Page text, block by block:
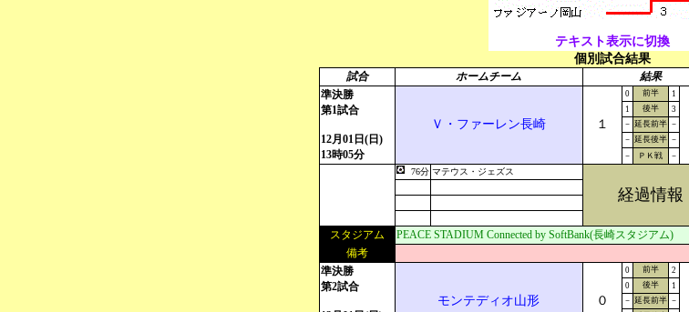
テキスト表示に切換
個別試合結果
試合 ホームチーム 結果
準決勝
第1試合
12月01日(日)
13時05分
Ｖ・ファーレン長崎 １
0 前半 1
1 後半
3
－ 延長前半 －
－ 延長後半 －
－
ＰＫ戦 －
76分 マテウス・ジェズス
経過情報
スタジアム PEACE STADIUM Connected by SoftBank(長崎スタジアム)
備考
準決勝
第2試合
モンテディオ山形 ０
0 前半 2
0 後半
1
－ 延長前半 －